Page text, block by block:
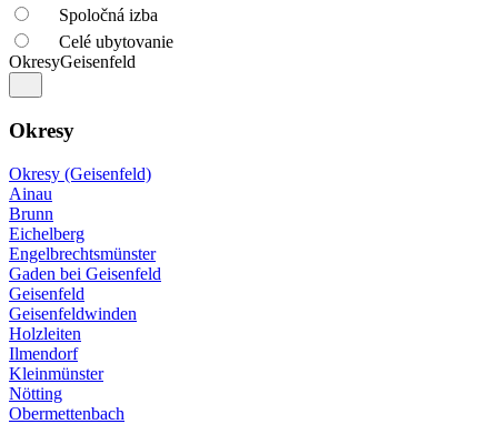
Spoločná izba
Celé ubytovanie
OkresyGeisenfeld
Okresy
Okresy (Geisenfeld)
Ainau
Brunn
Eichelberg
Engelbrechtsmünster
Gaden bei Geisenfeld
Geisenfeld
Geisenfeldwinden
Holzleiten
Ilmendorf
Kleinmünster
Nötting
Obermettenbach